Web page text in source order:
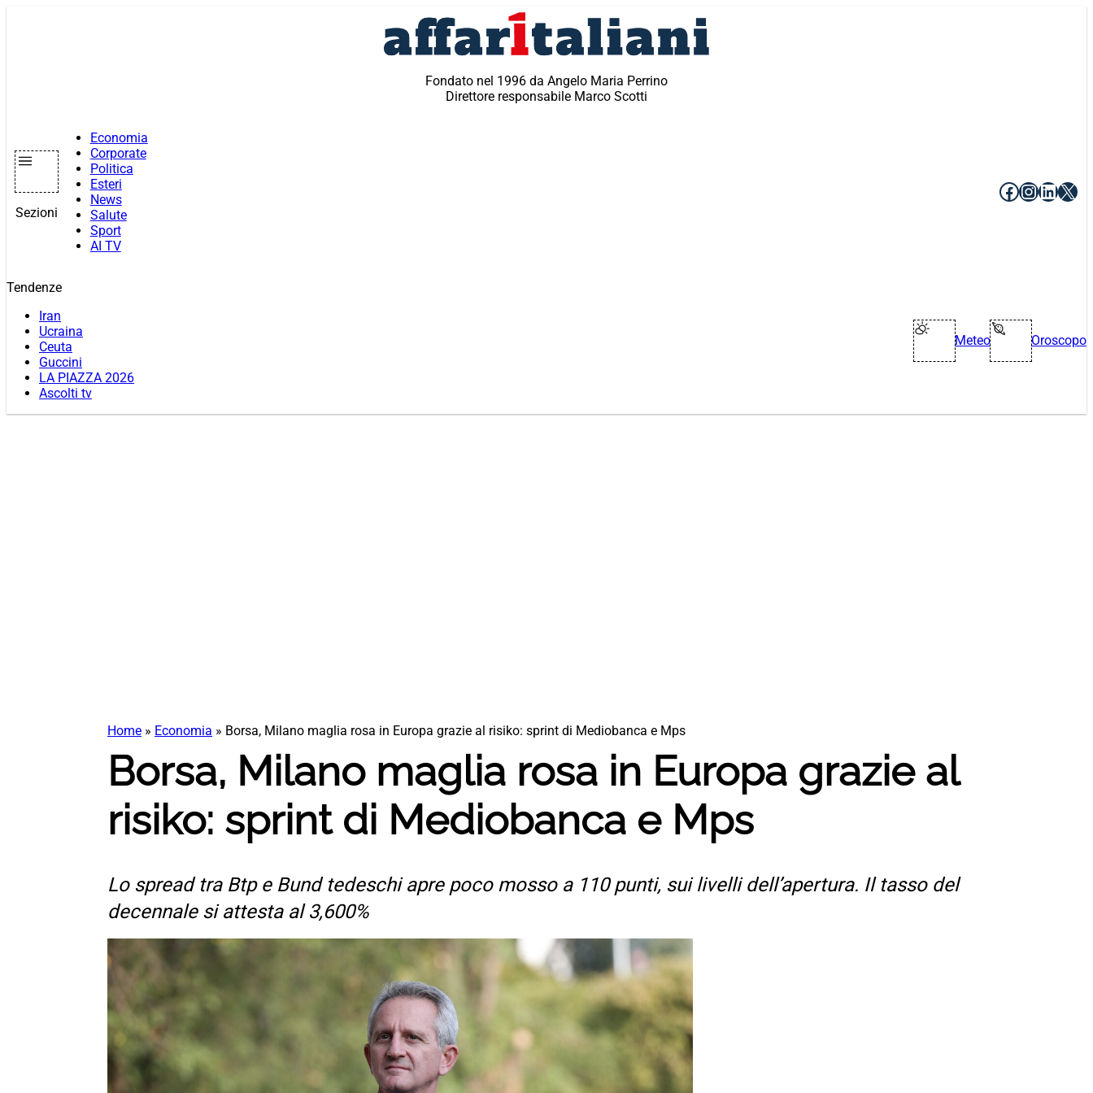
Fondato nel 1996 da Angelo Maria Perrino
Direttore responsabile Marco Scotti
Sezioni
Economia
Corporate
Politica
Esteri
News
Salute
Sport
AI TV
Facebook
X
Tendenze
Iran
Ucraina
Ceuta
Guccini
LA PIAZZA 2026
Ascolti tv
Meteo Oroscopo
Home » Economia » Borsa, Milano maglia rosa in Europa grazie al risiko: sprint di Mediobanca e Mps
Borsa, Milano maglia rosa in Europa grazie al
risiko: sprint di Mediobanca e Mps
Lo spread tra Btp e Bund tedeschi apre poco mosso a 110 punti, sui livelli dell’apertura. Il tasso del
decennale si attesta al 3,600%